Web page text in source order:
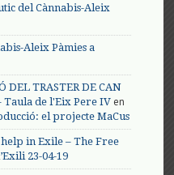
del Cànnabis-Aleix
Aleix Pàmies a
DEL TRASTER DE CAN
Taula de l'Eix Pere IV en
el projecte MaCus
in Exile – The Free
23-04-19